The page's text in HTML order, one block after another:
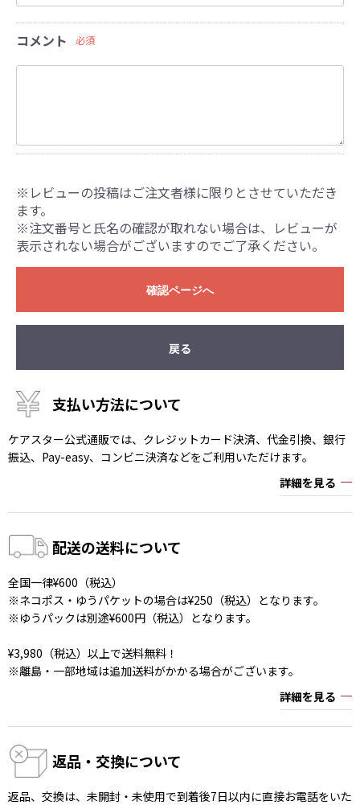
コメント 必須
※レビューの投稿はご注文者様に限りとさせていただき
ます。
※注文番号と氏名の確認が取れない場合は、レビューが
表示されない場合がございますのでご了承ください。
確認ページへ
戻る
支払い方法について
ケアスター公式通販では、クレジットカード決済、代金引換、銀行
振込、Pay-easy、コンビニ決済などをご利用いただけます。
詳細を見る
配送の送料について
全国一律¥600（税込）
※ネコポス・ゆうパケットの場合は¥250（税込）となります。
※ゆうパックは別途¥600円（税込）となります。
¥3,980（税込）以上で送料無料！
※離島・一部地域は追加送料がかかる場合がございます。
詳細を見る
返品・交換について
返品、交換は、未開封・未使用で到着後7日以内に直接お電話をいた